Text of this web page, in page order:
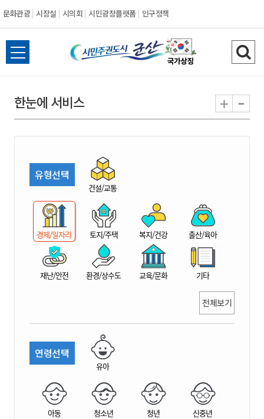
문화관광 시장실 시의회 시민광장플랫폼 인구정책
시
민
권
시
산
전
체
뉴
열
검
색
기
한눈에 서비스 + -
유형선택
건설/교통
경제/일자리 토지/주택 복지/건강 출산/육아
재난/안전 환경/상수도 교육/문화 기타
전체보기
연령선택
유아
아동 청소년 청년 신중년